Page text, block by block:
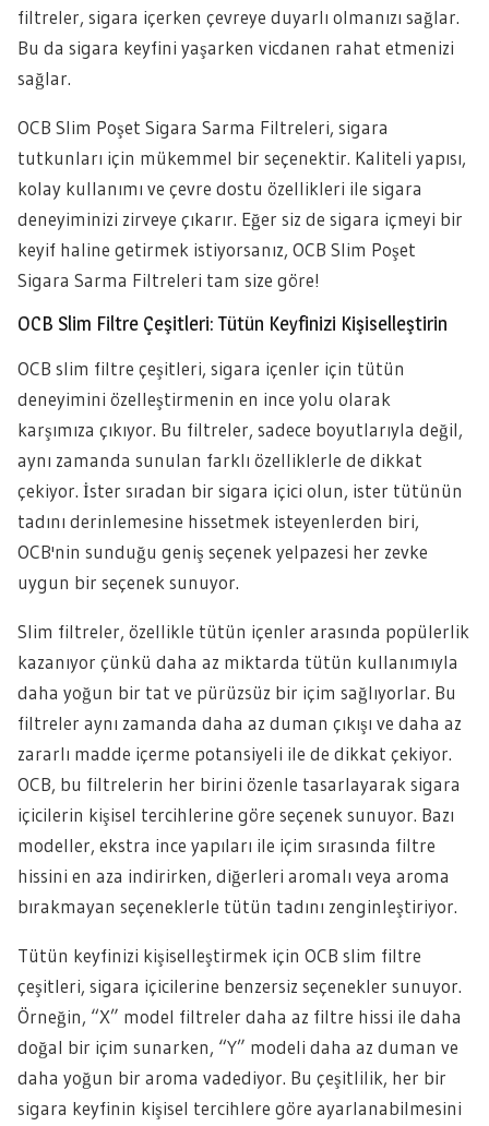
filtreler, sigara içerken çevreye duyarlı olmanızı sağlar.
Bu da sigara keyfini yaşarken vicdanen rahat etmenizi
sağlar.
OCB Slim Poşet Sigara Sarma Filtreleri, sigara
tutkunları için mükemmel bir seçenektir. Kaliteli yapısı,
kolay kullanımı ve çevre dostu özellikleri ile sigara
deneyiminizi zirveye çıkarır. Eğer siz de sigara içmeyi bir
keyif haline getirmek istiyorsanız, OCB Slim Poşet
Sigara Sarma Filtreleri tam size göre!
OCB Slim Filtre Çeşitleri: Tütün Keyfinizi Kişiselleştirin
OCB slim filtre çeşitleri, sigara içenler için tütün
deneyimini özelleştirmenin en ince yolu olarak
karşımıza çıkıyor. Bu filtreler, sadece boyutlarıyla değil,
aynı zamanda sunulan farklı özelliklerle de dikkat
çekiyor. İster sıradan bir sigara içici olun, ister tütünün
tadını derinlemesine hissetmek isteyenlerden biri,
OCB'nin sunduğu geniş seçenek yelpazesi her zevke
uygun bir seçenek sunuyor.
Slim filtreler, özellikle tütün içenler arasında popülerlik
kazanıyor çünkü daha az miktarda tütün kullanımıyla
daha yoğun bir tat ve pürüzsüz bir içim sağlıyorlar. Bu
filtreler aynı zamanda daha az duman çıkışı ve daha az
zararlı madde içerme potansiyeli ile de dikkat çekiyor.
OCB, bu filtrelerin her birini özenle tasarlayarak sigara
içicilerin kişisel tercihlerine göre seçenek sunuyor. Bazı
modeller, ekstra ince yapıları ile içim sırasında filtre
hissini en aza indirirken, diğerleri aromalı veya aroma
bırakmayan seçeneklerle tütün tadını zenginleştiriyor.
Tütün keyfinizi kişiselleştirmek için OCB slim filtre
çeşitleri, sigara içicilerine benzersiz seçenekler sunuyor.
Örneğin, “X” model filtreler daha az filtre hissi ile daha
doğal bir içim sunarken, “Y” modeli daha az duman ve
daha yoğun bir aroma vadediyor. Bu çeşitlilik, her bir
sigara keyfinin kişisel tercihlere göre ayarlanabilmesini